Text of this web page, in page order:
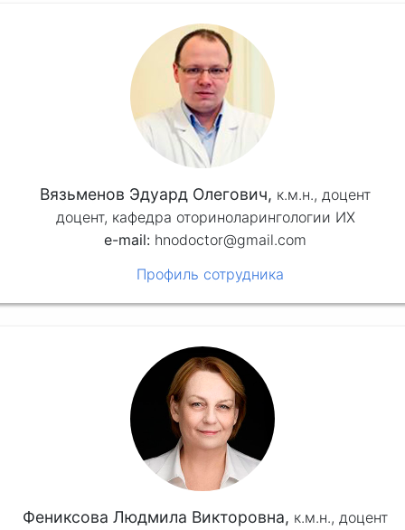
Вязьменов Эдуард Олегович, к.м.н.,доцент
доцент, кафедра оториноларингологии ИХ
hnodoctor@gmail.com
Профиль сотрудника
Фениксова Людмила Викторовна, к.м.н.,доцент